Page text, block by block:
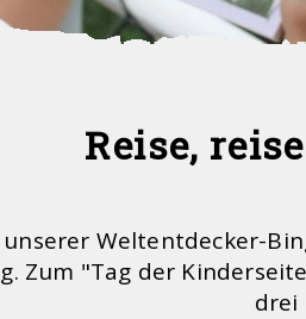
Reise,
Weltentdecker-
Zum "Tag der
drei